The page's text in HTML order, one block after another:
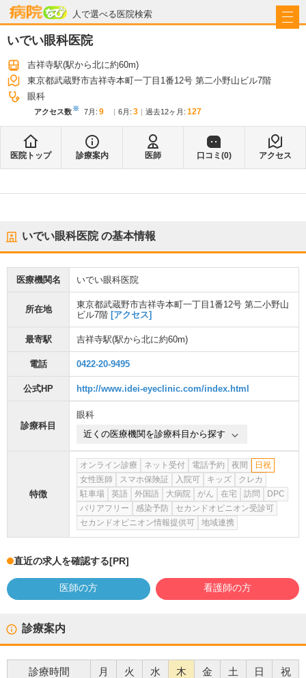
人で選べる医院検索
病院なび
いでい眼科医院
吉祥寺駅(駅から北に約60m)
東京都武蔵野市吉祥寺本町一丁目1番12号 第二小野山ビル7階
眼科
アクセス数※ 7月 : 9 6月 : 3 過去12ヶ月: 127
医院トップ 診療案内 医師 口コミ(0) アクセス
いでい眼科医院の基本情報
医療機関名 いでい眼科医院
所在地
東京都武蔵野市吉祥寺本町一丁目1番12号 第二小野山
ビル7階 [アクセス]
最寄駅 吉祥寺駅(駅から北に約60m)
電話 0422-20-9495
公式HP http://www.idei-eyeclinic.com/index.html
診療科目
眼科
近くの医療機関を診療科目から探す
特徴
オンライン診療 ネット受付 電話予約 夜間
日祝
女性医師
スマホ保険証 入院可 キッズ
クレカ
駐車場
英語 外国語 大病院 がん 在宅 訪問
DPC
バリアフリー
感染予防
セカンドオピニオン受診可
セカンドオピニオン情報提供可
地域連携
直近の求人を確認する[PR]
医師の方 看護師の方
診療案内
診療時間 月 火 水 木 金 土 日 祝